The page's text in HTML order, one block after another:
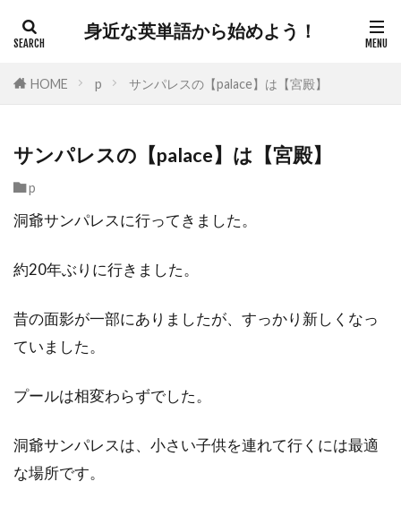
身近な英単語から始めよう！
HOME p サンパレスの【palace】は【宮殿】
サンパレスの【palace】は【宮殿】
p
洞爺サンパレスに行ってきました。
約20年ぶりに行きました。
昔の面影が一部にありましたが、すっかり新しくなっ
ていました。
プールは相変わらずでした。
洞爺サンパレスは、小さい子供を連れて行くには最適
な場所です。